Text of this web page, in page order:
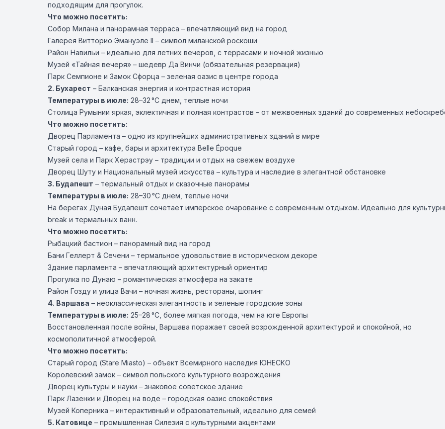
подходящим для прогулок.
Что можно посетить:
Собор Милана и панорамная терраса – впечатляющий вид на город
Галерея Витторио Эмануэле II – символ миланской роскоши
Район Навильи – идеально для летних вечеров, с террасами и ночной жизнью
Музей «Тайная вечеря» – шедевр Да Винчи (обязательная резервация)
Парк Семпионе и Замок Сфорца – зеленая оазис в центре города
2. Бухарест – Балканская энергия и контрастная история
Температуры в июле: 28–32 °C днем, теплые ночи
Столица Румынии яркая, эклектичная и полная контрастов – от межвоенных зданий до современных
Что можно посетить:
Дворец Парламента – одно из крупнейших административных зданий в мире
Старый город – кафе, бары и архитектура Belle Époque
Музей села и Парк Херастрэу – традиции и отдых на свежем воздухе
Дворец Шуту и Национальный музей искусства – культура и наследие в элегантной обстановке
3. Будапешт – термальный отдых и сказочные панорамы
Температуры в июле: 28–30 °C днем, теплые ночи
На берегах Дуная Будапешт сочетает имперское очарование с современным отдыхом. Идеально для
break и термальных ванн.
Что можно посетить:
Рыбацкий бастион – панорамный вид на город
Бани Геллерт & Сечени – термальное удовольствие в историческом декоре
Здание парламента – впечатляющий архитектурный ориентир
Прогулка по Дунаю – романтическая атмосфера на закате
Район Гозду и улица Вачи – ночная жизнь, рестораны, шопинг
4. Варшава – неоклассическая элегантность и зеленые городские зоны
Температуры в июле: 25–28 °C, более мягкая погода, чем на юге Европы
Восстановленная после войны, Варшава поражает своей возрожденной архитектурой и спокойной, но
космополитичной атмосферой.
Что можно посетить:
Старый город (Stare Miasto) – объект Всемирного наследия ЮНЕСКО
Королевский замок – символ польского культурного возрождения
Дворец культуры и науки – знаковое советское здание
Парк Лазенки и Дворец на воде – городская оазис спокойствия
Музей Коперника – интерактивный и образовательный, идеально для семей
5. Катовице – промышленная Силезия с культурными акцентами